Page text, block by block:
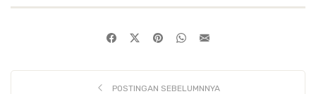
POSTINGAN SEBELUMNNYA